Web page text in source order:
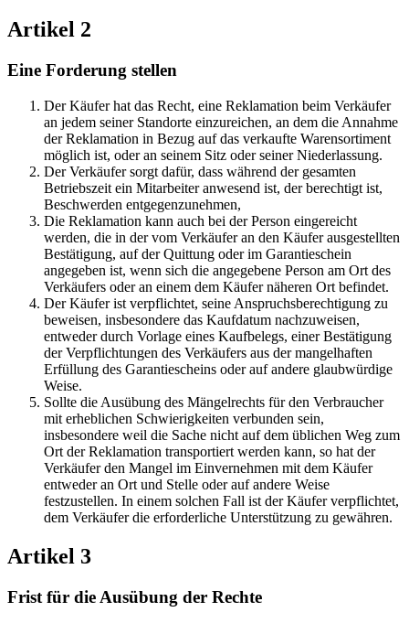
Artikel 2
Eine Forderung stellen
Der Käufer hat das Recht, eine Reklamation beim Verkäufer
an jedem seiner Standorte einzureichen, an dem die Annahme
der Reklamation in Bezug auf das verkaufte Warensortiment
möglich ist, oder an seinem Sitz oder seiner Niederlassung.
Der Verkäufer sorgt dafür, dass während der gesamten
Betriebszeit ein Mitarbeiter anwesend ist, der berechtigt ist,
Beschwerden entgegenzunehmen,
Die Reklamation kann auch bei der Person eingereicht
werden, die in der vom Verkäufer an den Käufer ausgestellten
Bestätigung, auf der Quittung oder im Garantieschein
angegeben ist, wenn sich die angegebene Person am Ort des
Verkäufers oder an einem dem Käufer näheren Ort befindet.
Der Käufer ist verpflichtet, seine Anspruchsberechtigung zu
beweisen, insbesondere das Kaufdatum nachzuweisen,
entweder durch Vorlage eines Kaufbelegs, einer Bestätigung
der Verpflichtungen des Verkäufers aus der mangelhaften
Erfüllung des Garantiescheins oder auf andere glaubwürdige
Weise.
Sollte die Ausübung des Mängelrechts für den Verbraucher
mit erheblichen Schwierigkeiten verbunden sein,
insbesondere weil die Sache nicht auf dem üblichen Weg zum
Ort der Reklamation transportiert werden kann, so hat der
Verkäufer den Mangel im Einvernehmen mit dem Käufer
entweder an Ort und Stelle oder auf andere Weise
festzustellen. In einem solchen Fall ist der Käufer verpflichtet,
dem Verkäufer die erforderliche Unterstützung zu gewähren.
Artikel 3
Frist für die Ausübung der Rechte